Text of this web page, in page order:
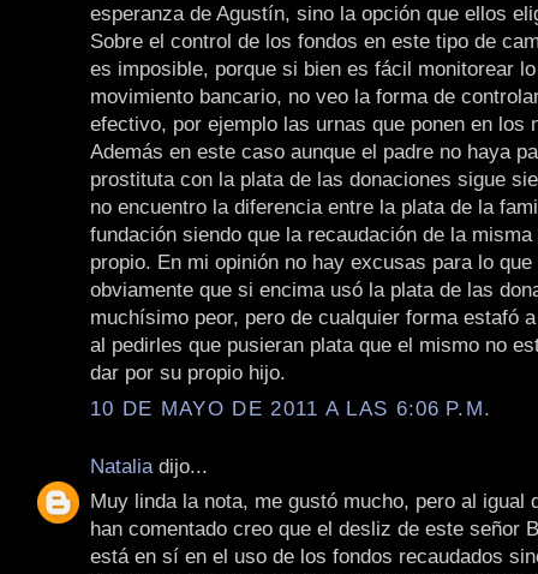
esperanza de Agustín, sino la opción que ellos
Sobre el control de los fondos en este tipo de
es imposible, porque si bien es fácil monitorear
movimiento bancario, no veo la forma de
efectivo, por ejemplo las urnas que ponen en los
Además en este caso aunque el padre no haya
prostituta con la plata de las donaciones sigue
no encuentro la diferencia entre la plata de la
fundación siendo que la recaudación de la
propio. En mi opinión no hay excusas para lo
obviamente que si encima usó la plata de las
muchísimo peor, pero de cualquier forma estafó
al pedirles que pusieran plata que el mismo no
dar por su propio hijo.
10 DE MAYO DE 2011 A LAS 6:06 P.M.
Natalia dijo...
Muy linda la nota, me gustó mucho, pero al igual
han comentado creo que el desliz de este señor
está en sí en el uso de los fondos recaudados